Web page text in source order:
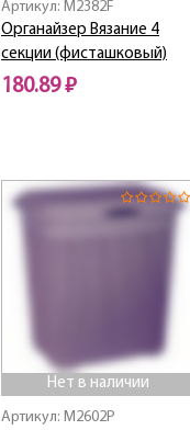
Артикул: M2382F
Органайзер Вязание 4
секции (фисташковый)
180.89 ₽
Нет в наличии
Артикул: M2602P